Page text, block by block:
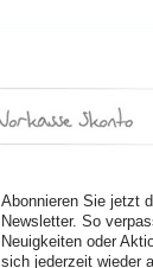
Abonnieren Sie jetzt
Newsletter. So
Neuigkeiten oder
sich jederzeit wieder